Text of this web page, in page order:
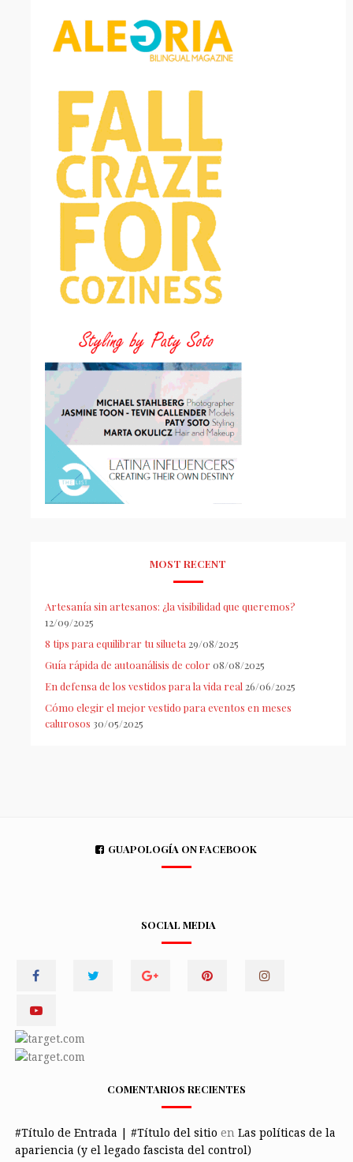
MOST RECENT
Artesanía sin artesanos: ¿la visibilidad que queremos?
12/09/2025
8 tips para equilibrar tu silueta 29/08/2025
Guía rápida de autoanálisis de color 08/08/2025
En defensa de los vestidos para la vida real 26/06/2025
Cómo elegir el mejor vestido para eventos en meses
calurosos 30/05/2025
GUAPOLOGÍA ON FACEBOOK
SOCIAL MEDIA
COMENTARIOS RECIENTES
#Título de Entrada | #Título del sitio en Las políticas de la
apariencia (y el legado fascista del control)